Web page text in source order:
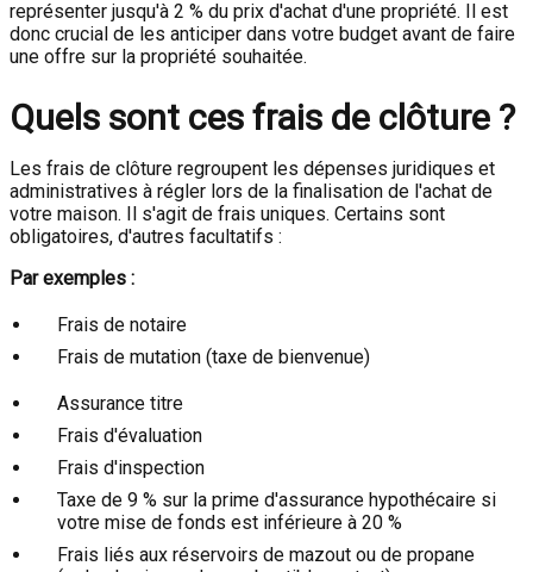
représenter jusqu'à 2 % du prix d'achat d'une propriété. Il est
donc crucial de les anticiper dans votre budget avant de faire
une offre sur la propriété souhaitée.
Quels sont ces frais de clôture ?
Les frais de clôture regroupent les dépenses juridiques et
administratives à régler lors de la finalisation de l'achat de
votre maison. Il s'agit de frais uniques. Certains sont
obligatoires, d'autres facultatifs :
Par exemples :
Frais de notaire
Frais de mutation (taxe de bienvenue)
Assurance titre
Frais d'évaluation
Frais d'inspection
Taxe de 9 % sur la prime d'assurance hypothécaire si
votre mise de fonds est inférieure à 20 %
Frais liés aux réservoirs de mazout ou de propane